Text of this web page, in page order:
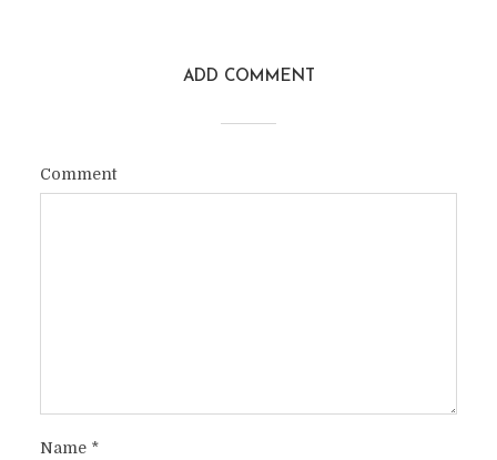
ADD COMMENT
Comment
Name*